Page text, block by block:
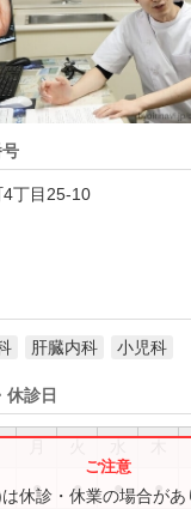
4丁目25-10
肝臓内科 小児科
休診日
● ● ● ●
休診・休業の場合が